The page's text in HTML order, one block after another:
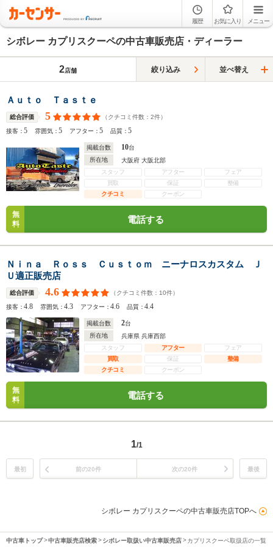
履歴 お気に入り メニュー
シボレー カプリスクーペの中古車販売店・ディーラー
2店舗 絞り込み 並べ替え
Ａｕｔｏ Ｔａｓｔｅ
総合評価 5 （クチコミ件数： 2件）
接客：5 雰囲気：5 アフター：5 品質：5
掲載台数 10台
所在地
大阪府 大阪北部
スタッフ
アフター
フェア
買取
保証
整備
クチコミ
クーポン
無
料
電話する
Ｎｉｎａ Ｒｏｓｓ Ｃｕｓｔｏｍ ニーナロスカスタム Ｊ
Ｕ適正販売店
総合評価 4.6 （クチコミ件数： 10件）
接客：4.8 雰囲気：4.3 アフター：4.6 品質：4.4
掲載台数 2台
所在地
兵庫県 兵庫西部
スタッフ
アフター
フェア
買取
保証
整備
クチコミ
クーポン
無
料
電話する
1/1
最初 前の20件 次の20件 最後
シボレー カプリスクーペの中古車販売店TOPへ
中古車トップ 中古車販売店検索 シボレー取扱い中古車販売店 カプリスクーペ取扱店の一覧